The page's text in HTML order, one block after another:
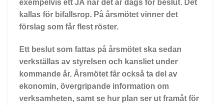
exempelvis ett JA när det är dags för beslut. Det
kallas för bifallsrop. På årsmötet vinner det
förslag som får flest röster.
Ett beslut som fattas på årsmötet ska sedan
verkställas av styrelsen och kansliet under
kommande år. Årsmötet får också ta del av
ekonomin, övergripande information om
verksamheten, samt se hur plan ser ut framåt för